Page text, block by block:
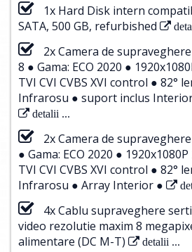
1x Hard Disk intern
SATA, 500 GB, refurbished
2x Camera de
8 ● Gama: ECO 2020 ●
TVI CVI CVBS XVI control ● 82°
Infrarosu ● suport inclus
detalii ...
2x Camera de
● Gama: ECO 2020 ●
TVI CVI CVBS XVI control ● 82°
Infrarosu ● Array Interior ●
4x Cablu supraveghere
video rezolutie maxim 8
alimentare (DC M-T)
detalii ...